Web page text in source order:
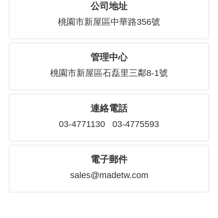
公司地址
桃園市新屋區中華路356號
管理中心
桃園市新屋區石磊里三鄰8-1號
連絡電話
03-4771130 03-4775593
電子郵件
sales@madetw.com